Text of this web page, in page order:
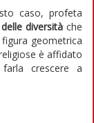
caso, profeta
diversitàche
geometrica
è affidato
crescere a